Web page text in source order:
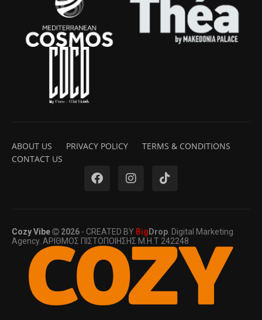
ABOUT US PRIVACY POLICY
TERMS & CONDITIONS
CONTACT US
Cozy Vibe 2026 - CREATED BY Big Drop. Digital Marketing
Agency. ΑΡΙΘΜΟΣ ΠΙΣΤΟΠΟΙΗΣΗΣ Μ.Η.Τ 242248